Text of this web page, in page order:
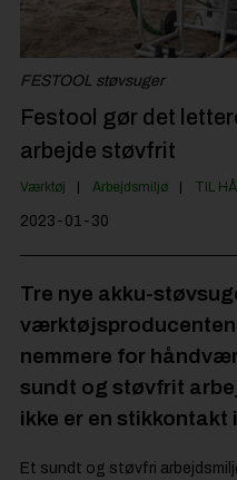
Partnere
FESTOOL støvsuger
Festool gør det
arbejde støvfrit
Værktøj Arbejdsmiljø TIL
2023-01-30
Tre nye akku-
værktøjsproducenten
nemmere for
sundt og støvfrit
ikke er en stikkontakt
Et sundt og støvfri